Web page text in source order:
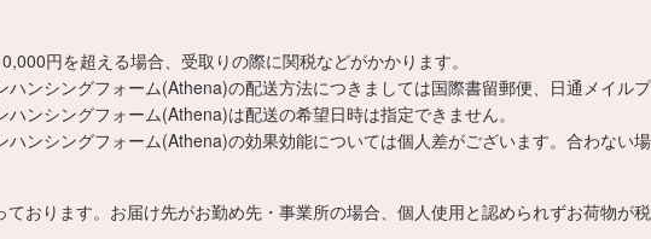
円を超える場合、受取りの際に関税などがかかります。
ンシングフォーム(Athena)の配送方法につきましては国際書留郵便、日通メイルプ
ンシングフォーム(Athena)は配送の希望日時は指定できません。
ハンシングフォーム(Athena)の効果効能については個人差がございます。合わない
おります。お届け先がお勤め先・事業所の場合、個人使用と認められずお荷物が